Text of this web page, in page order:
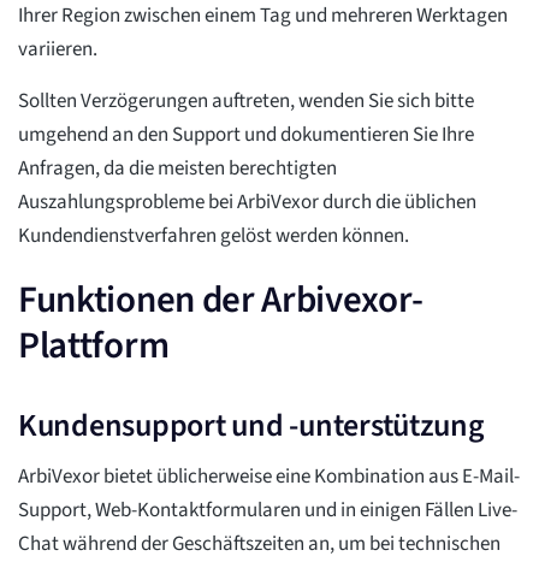
Ihrer Region zwischen einem Tag und mehreren Werktagen
variieren.
Sollten Verzögerungen auftreten, wenden Sie sich bitte
umgehend an den Support und dokumentieren Sie Ihre
Anfragen, da die meisten berechtigten
Auszahlungsprobleme bei ArbiVexor durch die üblichen
Kundendienstverfahren gelöst werden können.
Funktionen der Arbivexor-
Plattform
Kundensupport und -unterstützung
ArbiVexor bietet üblicherweise eine Kombination aus E-Mail-
Support, Web-Kontaktformularen und in einigen Fällen Live-
Chat während der Geschäftszeiten an, um bei technischen